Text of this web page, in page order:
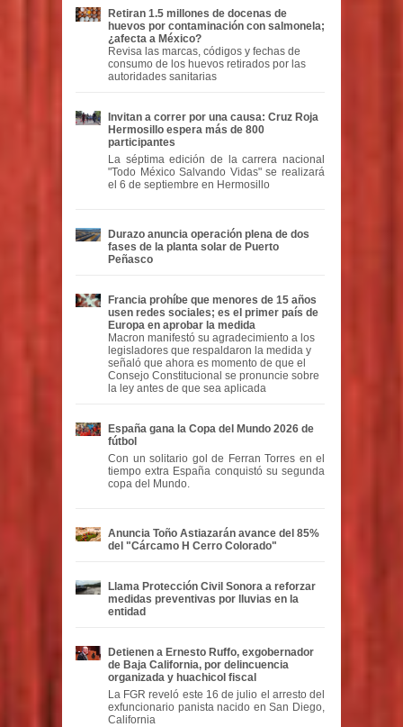
Retiran 1.5 millones de docenas de
huevos por contaminación con salmonela;
¿afecta a México?
Revisa las marcas, códigos y fechas de
consumo de los huevos retirados por las
autoridades sanitarias
Invitan a correr por una causa: Cruz Roja
Hermosillo espera más de 800
participantes
La séptima edición de la carrera nacional
"Todo México Salvando Vidas" se realizará
el 6 de septiembre en Hermosillo
Durazo anuncia operación plena de dos
fases de la planta solar de Puerto
Peñasco
Francia prohíbe que menores de 15 años
usen redes sociales; es el primer país de
Europa en aprobar la medida
Macron manifestó su agradecimiento a los
legisladores que respaldaron la medida y
señaló que ahora es momento de que el
Consejo Constitucional se pronuncie sobre
la ley antes de que sea aplicada
España gana la Copa del Mundo 2026 de
fútbol
Con un solitario gol de Ferran Torres en el
tiempo extra España conquistó su segunda
copa del Mundo.
Anuncia Toño Astiazarán avance del 85%
del "Cárcamo H Cerro Colorado"
Llama Protección Civil Sonora a reforzar
medidas preventivas por lluvias en la
entidad
Detienen a Ernesto Ruffo, exgobernador
de Baja California, por delincuencia
organizada y huachicol fiscal
La FGR reveló este 16 de julio el arresto del
exfuncionario panista nacido en San Diego,
California